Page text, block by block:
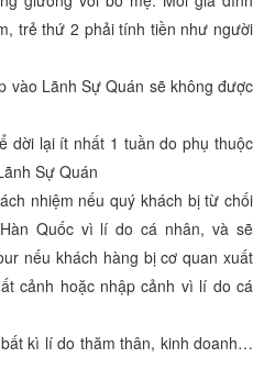
trẻ thứ 2 phải tính tiền như người
vào Lãnh Sự Quán sẽ không được
dời lại ít nhất 1 tuần do phụ thuộc
Sự Quán
nhiệm nếu quý khách bị từ chối
Quốc vì lí do cá nhân, và sẽ
nếu khách hàng bị cơ quan xuất
cảnh hoặc nhập cảnh vì lí do cá
kì lí do thăm thân, kinh doanh…